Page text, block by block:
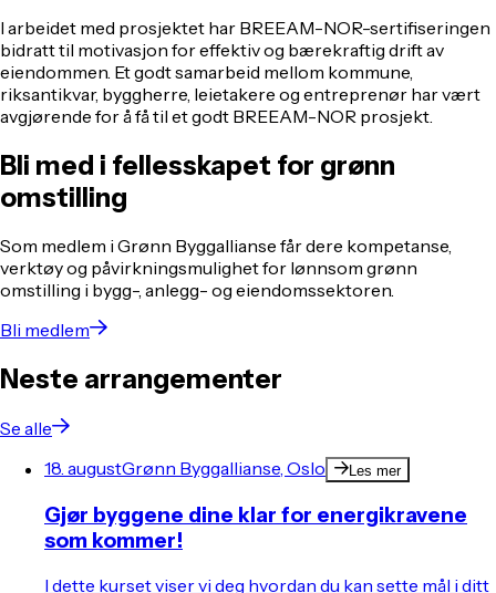
I arbeidet med prosjektet har BREEAM-NOR-sertifiseringen
bidratt til motivasjon for effektiv og bærekraftig drift av
eiendommen. Et godt samarbeid mellom kommune,
riksantikvar, byggherre, leietakere og entreprenør har vært
avgjørende for å få til et godt BREEAM-NOR prosjekt.
Bli med i fellesskapet for grønn
omstilling
Som medlem i Grønn Byggallianse får dere kompetanse,
verktøy og påvirkningsmulighet for lønnsom grønn
omstilling i bygg-, anlegg- og eiendomssektoren.
Bli medlem
Neste arrangementer
Se alle
18. augustGrønn Byggallianse, Oslo Les mer
Gjør byggene dine klar for energikravene
som kommer!
I dette kurset viser vi deg hvordan du kan sette mål i ditt